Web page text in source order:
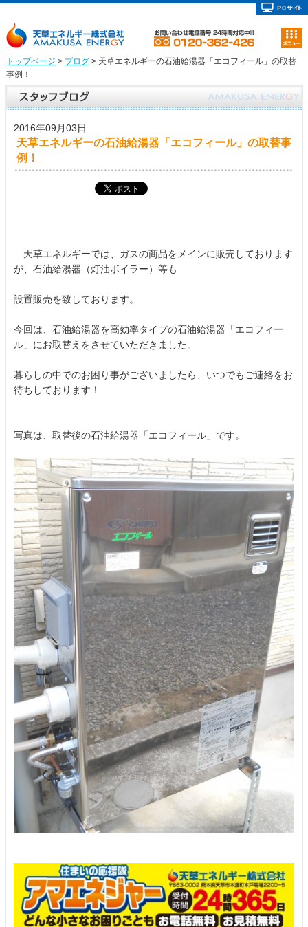
トップページ > ブログ> 天草エネルギーの石油給湯器「エコフィール」の取替
事例！
2016年09月03日
天草エネルギーの石油給湯器「エコフィール」の取替事
例！
天草エネルギーでは、ガスの商品をメインに販売しております
が、石油給湯器（灯油ボイラー）等も
設置販売を致しております。
今回は、石油給湯器を高効率タイプの石油給湯器「エコフィー
ル」にお取替えをさせていただきました。
暮らしの中でのお困り事がございましたら、いつでもご連絡をお
待ちしております！
写真は、取替後の石油給湯器「エコフィール」です。